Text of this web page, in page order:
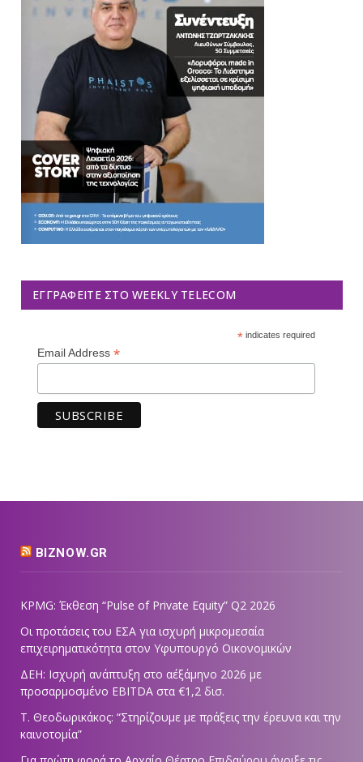
ΕΓΓΡΑΦΕΊΤΕ ΣΤΟ WEEKLY TELECOM
*indicates required
Email Address *
BIZNOW.GR
KPMG: Έκθεση “Pulse of Private Equity” Q2 2026
Οι προτάσεις του ΕΣΑ για ισχυρή μικρομεσαία
επιχειρηματικότητα στον Υφυπουργό Οικονομικών
ΔΕΗ: Ισχυρή ανάπτυξη στο α΄εξάμηνο 2026 με
προσαρμοσμένο EBITDA στα €1,2 δισ.
Τ. Θεοδωρικάκος: “Στηρίζουμε με πράξεις την έρευνα και την
καινοτομία”